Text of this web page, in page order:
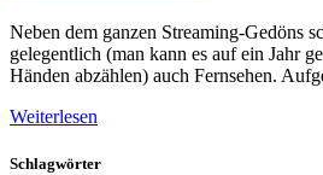
Neben dem ganzen Streaming-Gedöns
gelegentlich (man kann es auf ein Jahr
Händen abzählen) auch Fernsehen.
Weiterlesen
Schlagwörter